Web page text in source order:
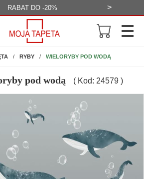
WIZUALIZACJA >
RYBY WIELORYBY POD WODĄ
pod wodą ( Kod: 24579 )